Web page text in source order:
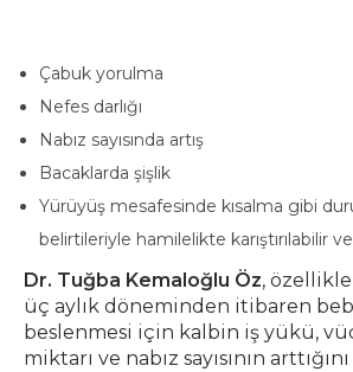
Çabuk yorulma
Nefes darlığı
Nabız sayısında artış
Bacaklarda şişlik
Yürüyüş mesafesinde kısalma gibi
belirtileriyle hamilelikte karıştırılabilir
Dr. Tuğba Kemaloğlu Öz,
üç aylık döneminden itibaren
beslenmesi için kalbin iş yükü,
miktarı ve nabız sayısının